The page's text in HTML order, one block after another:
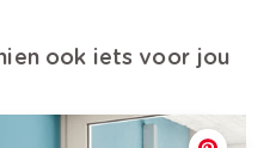
ook iets voor jou